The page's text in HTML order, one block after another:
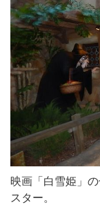
映画「白雪姫」
スター。